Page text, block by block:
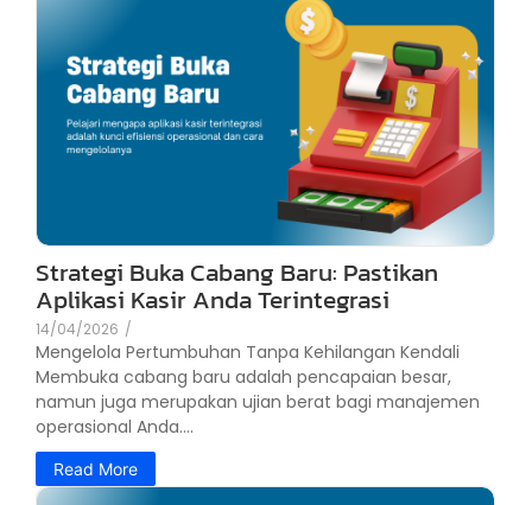
Strategi Buka Cabang Baru: Pastikan
Aplikasi Kasir Anda Terintegrasi
14/04/2026 /
Mengelola Pertumbuhan Tanpa Kehilangan Kendali
Membuka cabang baru adalah pencapaian besar,
namun juga merupakan ujian berat bagi manajemen
operasional Anda....
Read More